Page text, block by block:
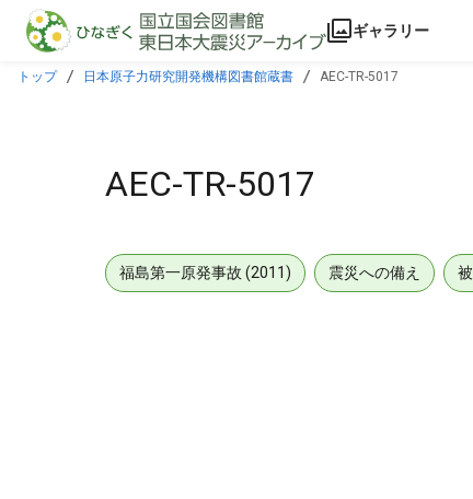
本文に飛ぶ
ギャラリー
トップ 日本原子力研究開発機構図書館蔵書 AEC-TR-5017
AEC-TR-5017
福島第一原発事故 (2011) 震災への備え